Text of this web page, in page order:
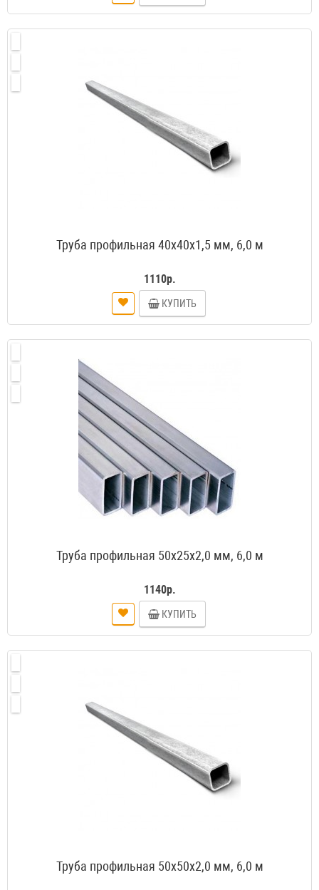
Труба профильная 40х40х1,5 мм, 6,0 м
1110р.
КУПИТЬ
Труба профильная 50х25х2,0 мм, 6,0 м
1140р.
КУПИТЬ
Труба профильная 50х50х2,0 мм, 6,0 м